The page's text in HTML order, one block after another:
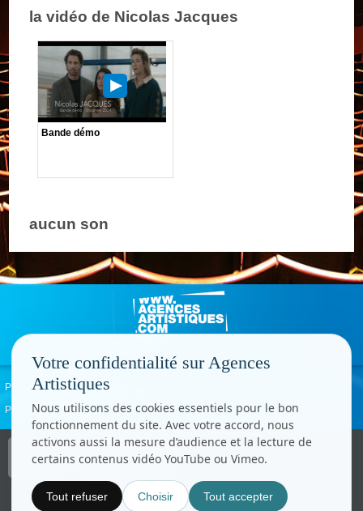
la vidéo de Nicolas Jacques
Bande démo
aucun son
Politique de confidentialité
Paramètres cookies
Copyright © CC.Comunication
Tous droits réservés
Votre confidentialité sur Agences
Artistiques
Nous utilisons des cookies essentiels pour le bon
fonctionnement du site. Avec votre accord, nous
activons aussi la mesure d’audience et la lecture de
certains contenus vidéo YouTube ou Vimeo.
Tout refuser Choisir Tout accepter